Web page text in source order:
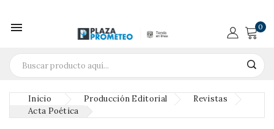
 0
Inicio Producción Editorial
Revistas
Acta Poética